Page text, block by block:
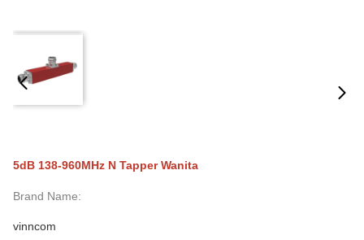
5dB 138-960MHz N Tapper Wanita
Brand Name:
vinncom